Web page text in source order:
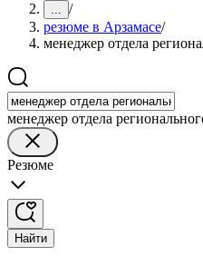
... /
резюме в Арзамасе/
менеджер отдела
менеджер отдела
Резюме
Найти